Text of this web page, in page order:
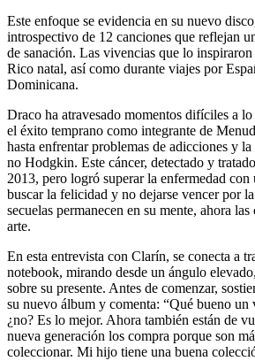
Este enfoque se evidencia en su nuevo
introspectivo de 12 canciones que reflejan
de sanación. Las vivencias que lo
Rico natal, así como durante viajes por
Dominicana.
Draco ha atravesado momentos difíciles a
el éxito temprano como integrante de
hasta enfrentar problemas de adicciones y
no Hodgkin. Este cáncer, detectado y
2013, pero logró superar la enfermedad
buscar la felicidad y no dejarse vencer por
secuelas permanecen en su mente, ahora
arte.
En esta entrevista con Clarín, se conecta a
notebook, mirando desde un ángulo
sobre su presente. Antes de comenzar,
su nuevo álbum y comenta: “Qué bueno un
¿no? Es lo mejor. Ahora también están de
nueva generación los compra porque son
coleccionar. Mi hijo tiene una buena